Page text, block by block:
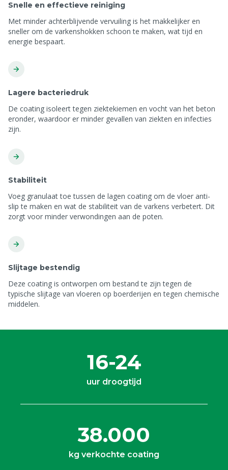
Snelle en effectieve reiniging
Met minder achterblijvende vervuiling is het makkelijker en
sneller om de varkenshokken schoon te maken, wat tijd en
energie bespaart.
Lagere bacteriedruk
De coating isoleert tegen ziektekiemen en vocht van het beton
eronder, waardoor er minder gevallen van ziekten en infecties
zijn.
Stabiliteit
Voeg granulaat toe tussen de lagen coating om de vloer anti-
slip te maken en wat de stabiliteit van de varkens verbetert. Dit
zorgt voor minder verwondingen aan de poten.
Slijtage bestendig
Deze coating is ontworpen om bestand te zijn tegen de
typische slijtage van vloeren op boerderijen en tegen chemische
middelen.
16-24
uur droogtijd
38.000
kg verkochte coating